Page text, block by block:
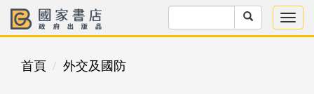
首頁 外交及國防